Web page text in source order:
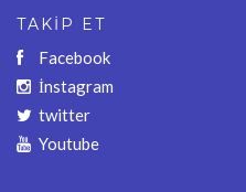
TAKİP ET
Facebook
İnstagram
twitter
Youtube